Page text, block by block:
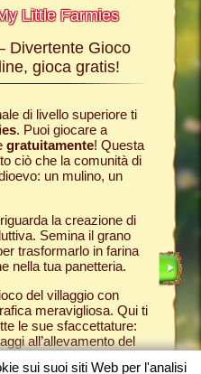
Little Farmies
Divertente Gioco
gioca gratis!
di livello superiore ti
. Puoi giocare a
gratuitamente! Questa
ciò che la comunità di
un mulino, un
la creazione di
Semina il grano
trasformarlo in farina
nella tua panetteria.
del villaggio con
meravigliosa. Qui ti
le sue sfaccettature:
all’allevamento del
Tutto
nella
Per
nella
Come
ti
che
gran
creato
My
gioco
sui suoi siti Web per l'analisi